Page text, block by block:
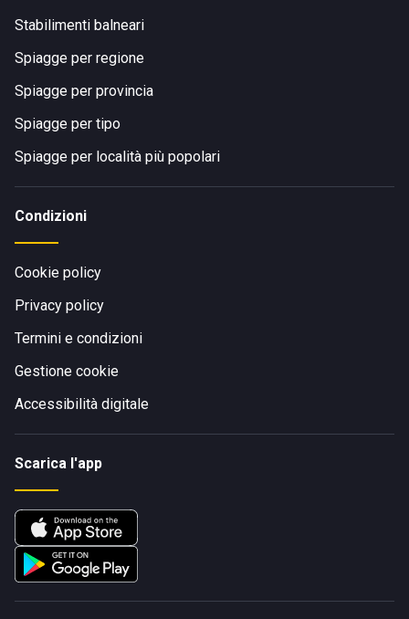
Stabilimenti balneari
Spiagge per regione
Spiagge per provincia
Spiagge per tipo
Spiagge per località più popolari
Condizioni
Cookie policy
Privacy policy
Termini e condizioni
Gestione cookie
Accessibilità digitale
Scarica l'app